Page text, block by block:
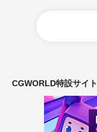
CGWORLD特設サイト